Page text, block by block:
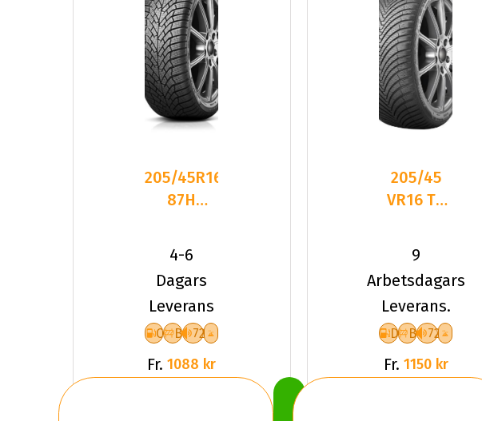
205/45R16
87H
WinterCraft
WP52 XL
4-6
Dagars
Leverans
C B 72
Fr. 1088 kr
205/45
VR16 TL
KUMHO
SOLUS 4S
HA32 XL
9
Arbetsdagars
Leverans.
D B 72
Fr. 1150 kr